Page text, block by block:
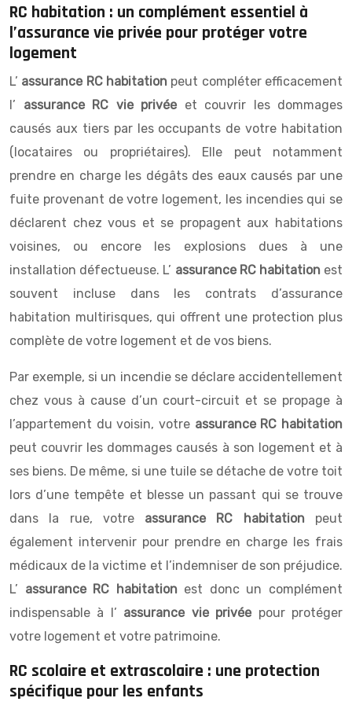
RC habitation : un complément essentiel à
l’assurance vie privée pour protéger votre
logement
L’ assurance RC habitation peut compléter efficacement
l’ assurance RC vie privée et couvrir les dommages
causés aux tiers par les occupants de votre habitation
(locataires ou propriétaires). Elle peut notamment
prendre en charge les dégâts des eaux causés par une
fuite provenant de votre logement, les incendies qui se
déclarent chez vous et se propagent aux habitations
voisines, ou encore les explosions dues à une
installation défectueuse. L’ assurance RC habitation est
souvent incluse dans les contrats d’assurance
habitation multirisques, qui offrent une protection plus
complète de votre logement et de vos biens.
Par exemple, si un incendie se déclare accidentellement
chez vous à cause d’un court-circuit et se propage à
l’appartement du voisin, votre assurance RC habitation
peut couvrir les dommages causés à son logement et à
ses biens. De même, si une tuile se détache de votre toit
lors d’une tempête et blesse un passant qui se trouve
dans la rue, votre assurance RC habitation peut
également intervenir pour prendre en charge les frais
médicaux de la victime et l’indemniser de son préjudice.
L’ assurance RC habitation est donc un complément
indispensable à l’ assurance vie privée pour protéger
votre logement et votre patrimoine.
RC scolaire et extrascolaire : une protection
spécifique pour les enfants